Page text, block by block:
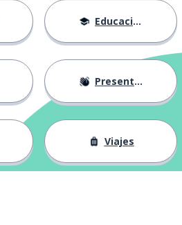
Educación
Presentándose
Viajes